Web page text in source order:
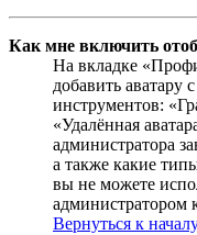
Как мне включить
На вкладке
добавить аватару
инструментов:
«Удалённая
администратора
а также какие
вы не можете
администратором
Вернуться к